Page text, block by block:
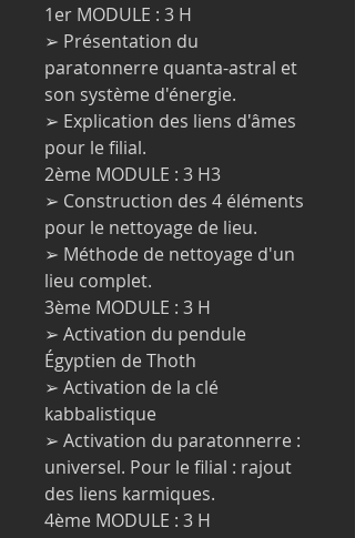
1er MODULE : 3 H
➢ Présentation du
paratonnerre quanta-astral et
son système d'énergie.
➢ Explication des liens d'âmes
pour le filial.
2ème MODULE : 3 H3
➢ Construction des 4 éléments
pour le nettoyage de lieu.
➢ Méthode de nettoyage d'un
lieu complet.
3ème MODULE : 3 H
➢ Activation du pendule
Égyptien de Thoth
➢ Activation de la clé
kabbalistique
➢ Activation du paratonnerre :
universel. Pour le filial : rajout
des liens karmiques.
4ème MODULE : 3 H